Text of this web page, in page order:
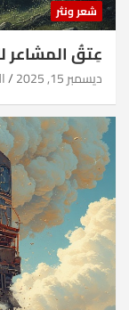
شعر ونثر
عِتقُ المشاعر
ديسمبر 15, 2025